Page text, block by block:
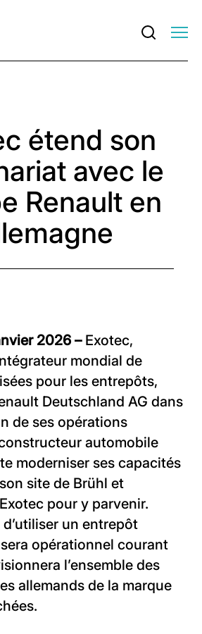
étend son
avec le
Renault en
2026 –Exotec,
mondial de
pour les entrepôts,
Deutschland AG dans
de ses opérations
automobile
moderniser ses capacités
site de Brühl et
pour y parvenir.
un entrepôt
opérationnel courant
l’ensemble des
allemands de la marque